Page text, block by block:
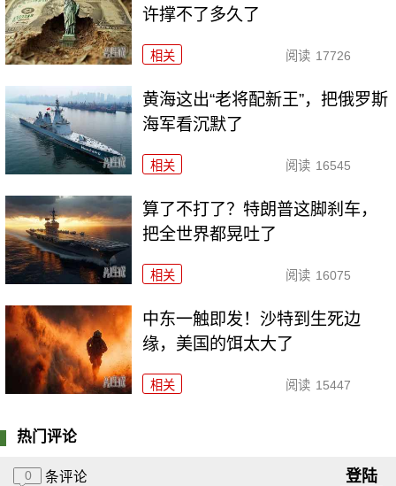
许撑不了多久了
相关 阅读 17726
黄海这出“老将配新王”，把俄罗斯
海军看沉默了
相关 阅读 16545
算了不打了？特朗普这脚刹车，
把全世界都晃吐了
相关 阅读 16075
中东一触即发！沙特到生死边
缘，美国的饵太大了
相关 阅读 15447
热门评论
0 条评论 登陆